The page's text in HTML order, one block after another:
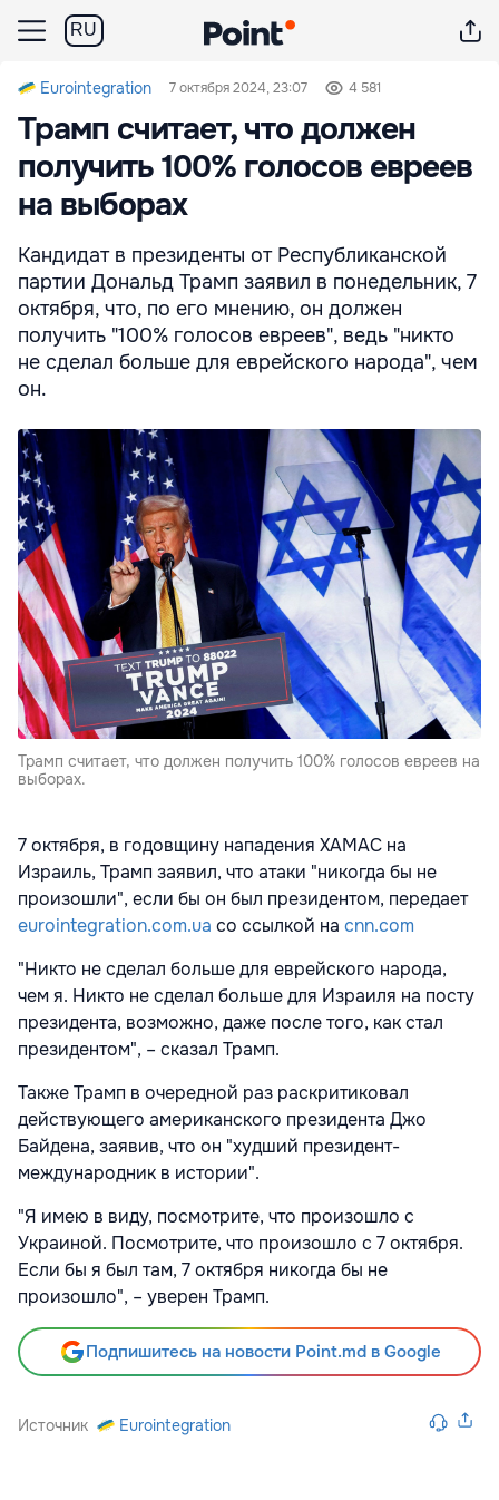
RU
Eurointegration 7 октября 2024, 23:07 4 581
Трамп считает, что должен
получить 100% голосов евреев
на выборах
Кандидат в президенты от Республиканской
партии Дональд Трамп заявил в понедельник, 7
октября, что, по его мнению, он должен
получить "100% голосов евреев", ведь "никто
не сделал больше для еврейского народа", чем
он.
Трамп считает, что должен получить 100% голосов евреев на
выборах.
7 октября, в годовщину нападения ХАМАС на
Израиль, Трамп заявил, что атаки "никогда бы не
произошли", если бы он был президентом, передает
eurointegration.com.ua со ссылкой на cnn.com
"Никто не сделал больше для еврейского народа,
чем я. Никто не сделал больше для Израиля на посту
президента, возможно, даже после того, как стал
президентом", – сказал Трамп.
Также Трамп в очередной раз раскритиковал
действующего американского президента Джо
Байдена, заявив, что он "худший президент-
международник в истории".
"Я имею в виду, посмотрите, что произошло с
Украиной. Посмотрите, что произошло с 7 октября.
Если бы я был там, 7 октября никогда бы не
произошло", – уверен Трамп.
Подпишитесь на новости Point.md в Google
Источник Eurointegration